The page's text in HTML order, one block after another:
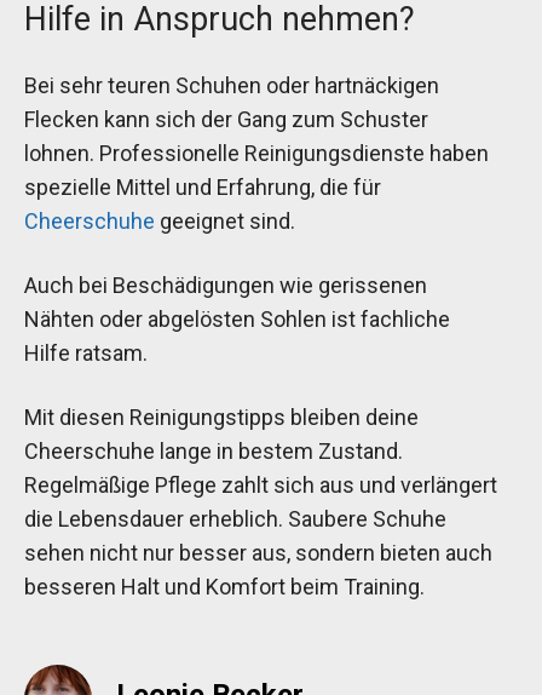
Hilfe in Anspruch nehmen?
Bei sehr teuren Schuhen oder hartnäckigen
Flecken kann sich der Gang zum Schuster
lohnen. Professionelle Reinigungsdienste haben
spezielle Mittel und Erfahrung, die für
Cheerschuhe geeignet sind.
Auch bei Beschädigungen wie gerissenen
Nähten oder abgelösten Sohlen ist fachliche
Hilfe ratsam.
Mit diesen Reinigungstipps bleiben deine
Cheerschuhe lange in bestem Zustand.
Regelmäßige Pflege zahlt sich aus und verlängert
die Lebensdauer erheblich. Saubere Schuhe
sehen nicht nur besser aus, sondern bieten auch
besseren Halt und Komfort beim Training.